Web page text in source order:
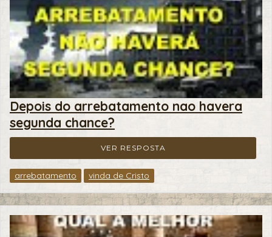
Depois do arrebatamento nao havera
segunda chance?
VER RESPOSTA
arrebatamento vinda de Cristo